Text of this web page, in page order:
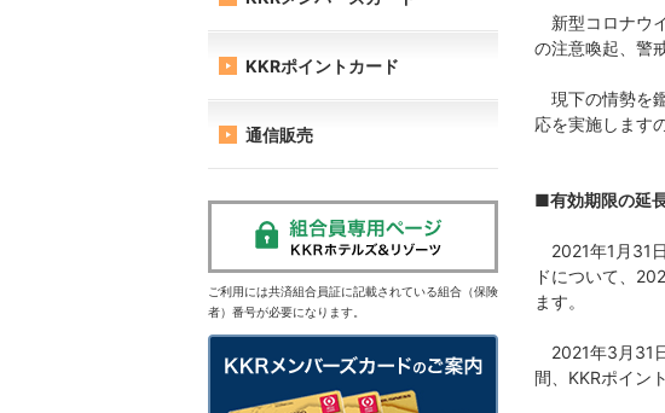
KKRポイントカード
通信販売
ご利用には共済組合員証に記載されている組合（保険
者）番号が必要になります。
新型コロナウ
の注意喚起、警
現下の情勢を
応を実施します
■有効期限の延
2021年1月31
ドについて、
ます。
2021年3月31
間、KKRポイン